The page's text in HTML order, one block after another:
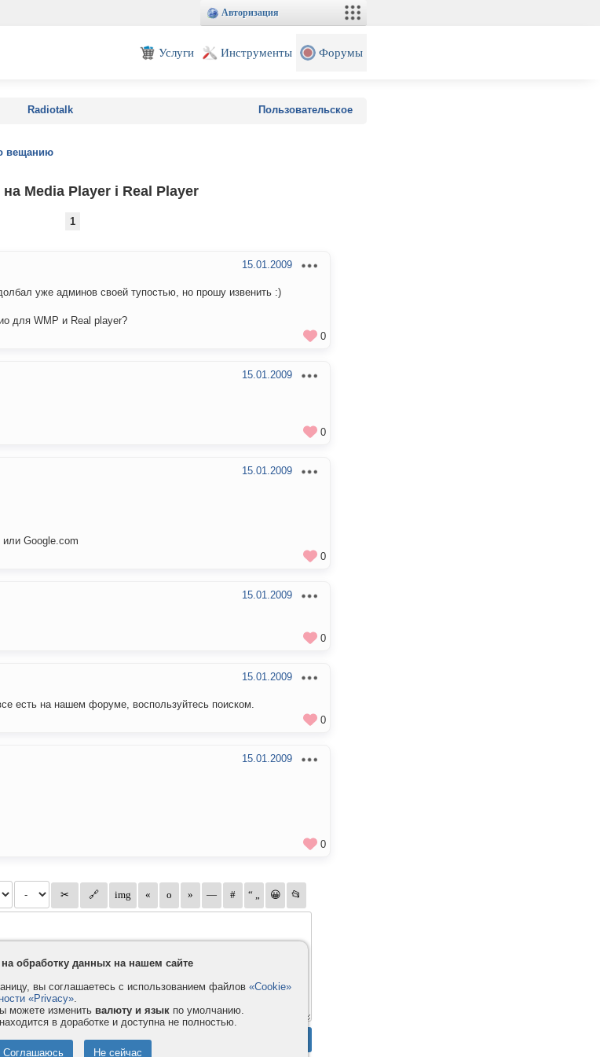
Авторизация
Услуги Инструменты Форумы
Radiotalk Пользовательское
вещанию
Media Player i Real Player
1
15.01.2009
уже админов своей тупостью, но прошу извенить :)
для WMP и Real player?
0
15.01.2009
0
15.01.2009
Google.com
0
15.01.2009
0
15.01.2009
есть на нашем форуме, воспользуйтесь поиском.
0
15.01.2009
0
на обработку данных на нашем сайте
вы соглашаетесь с использованием файлов «Cookie»
«Privacy».
можете изменить валюту и язык по умолчанию.
в доработке и доступна не полностью.